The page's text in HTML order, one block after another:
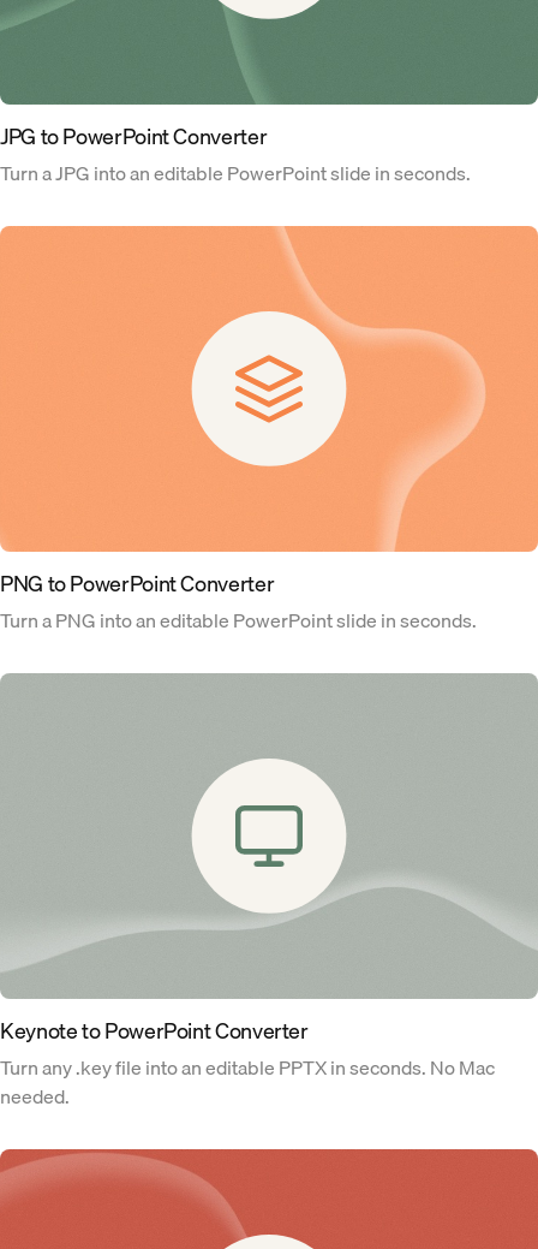
JPG to PowerPoint Converter
Turn a JPG into an editable PowerPoint slide in seconds.
PNG to PowerPoint Converter
Turn a PNG into an editable PowerPoint slide in seconds.
Keynote to PowerPoint Converter
Turn any .key file into an editable PPTX in seconds. No Mac
needed.